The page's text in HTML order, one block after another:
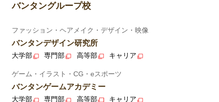
バンタングループ校
ファッション・ヘアメイク・デザイン・映像
バンタンデザイン研究所
大学部 専門部 高等部 キャリア
ゲーム・イラスト・CG・eスポーツ
バンタンゲームアカデミー
大学部 専門部 高等部 キャリア